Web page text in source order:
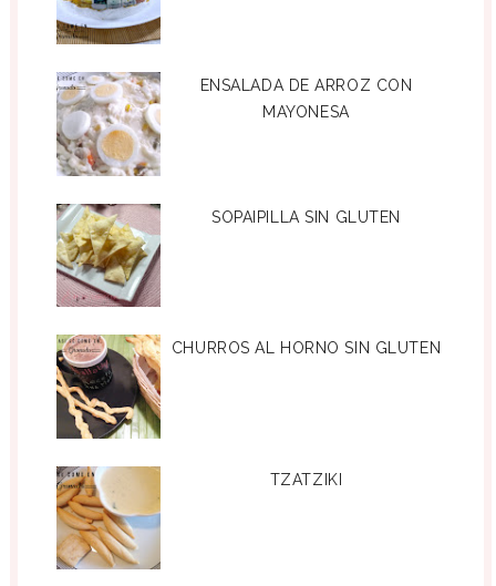
ENSALADA DE ARROZ CON
MAYONESA
SOPAIPILLA SIN GLUTEN
CHURROS AL HORNO SIN GLUTEN
TZATZIKI